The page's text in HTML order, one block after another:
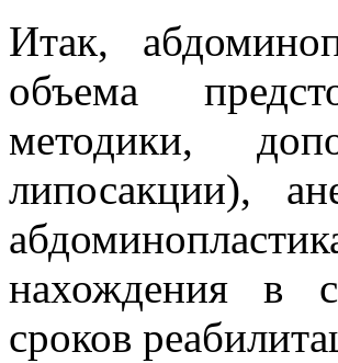
Итак,
объема
методики,
липосакции),
нахождения в
сроков